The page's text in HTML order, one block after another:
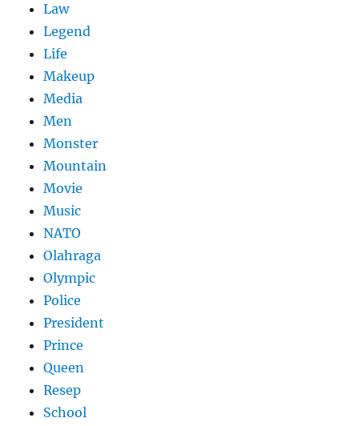
Law
Legend
Life
Makeup
Media
Men
Monster
Mountain
Movie
Music
NATO
Olahraga
Olympic
Police
President
Prince
Queen
Resep
School